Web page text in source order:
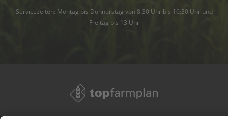
Servicezeiten: Montag bis Donnerstag von 8:30 Uhr bis 16:30 Uhr und
Freitag bis 13 Uhr